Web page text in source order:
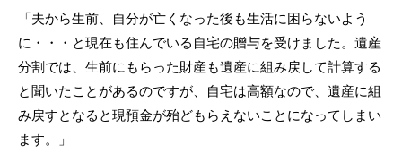
「夫から生前、自分が亡くなった後も生活に困らないよう
に・・・と現在も住んでいる自宅の贈与を受けました。遺産
分割では、生前にもらった財産も遺産に組み戻して計算する
と聞いたことがあるのですが、自宅は高額なので、遺産に組
み戻すとなると現預金が殆どもらえないことになってしまい
ます。」